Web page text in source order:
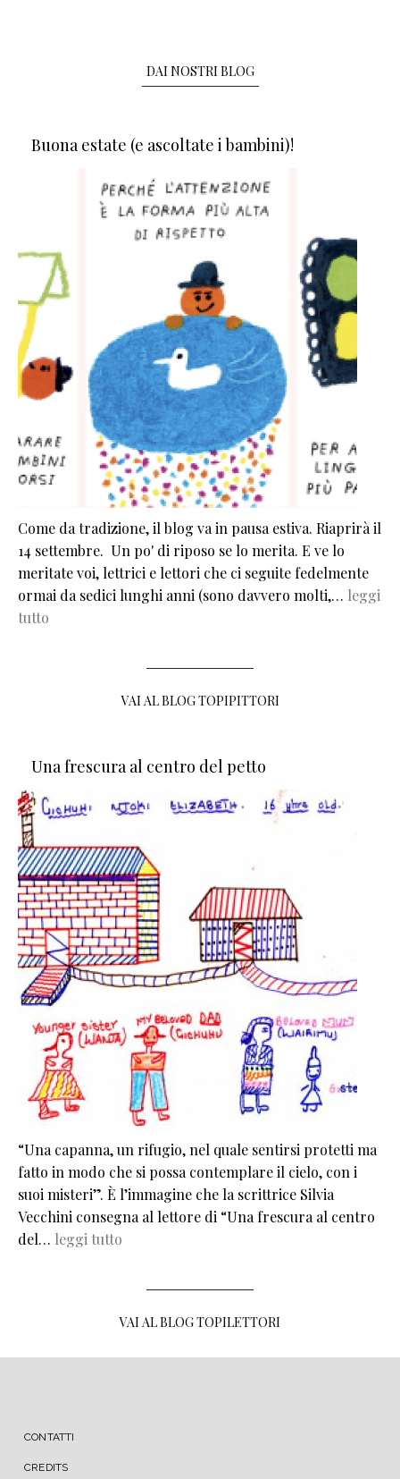
DAI NOSTRI BLOG
Buona estate (e ascoltate i bambini)!
Come da tradizione, il blog va in pausa estiva. Riaprirà il
14 settembre. Un po' di riposo se lo merita. E ve lo
meritate voi, lettrici e lettori che ci seguite fedelmente
ormai da sedici lunghi anni (sono davvero molti,… leggi
tutto
VAI AL BLOG TOPIPITTORI
Una frescura al centro del petto
“Una capanna, un rifugio, nel quale sentirsi protetti ma
fatto in modo che si possa contemplare il cielo, con i
suoi misteri”. È l’immagine che la scrittrice Silvia
Vecchini consegna al lettore di “Una frescura al centro
del… leggi tutto
VAI AL BLOG TOPILETTORI
MENU FOOTER
CONTATTI
CREDITS